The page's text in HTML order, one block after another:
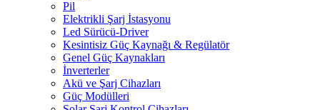
Pil
Elektrikli Şarj İstasyonu
Led Sürücü-Driver
Kesintisiz Güç Kaynağı & Regülatör
Genel Güç Kaynakları
İnverterler
Akü ve Şarj Cihazları
Güç Modülleri